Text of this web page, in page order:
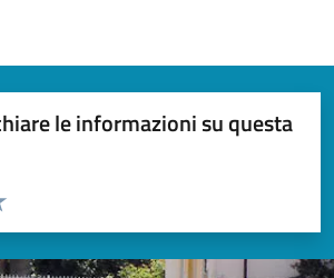
le informazioni su questa
pagina
5 stelle su 5
stelle su 5
su 5
su 5